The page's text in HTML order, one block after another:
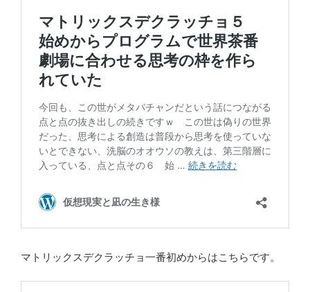
マトリックスデクラッチョ一番初めからはこちらです。